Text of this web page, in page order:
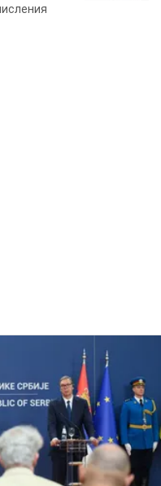
санкции против
партнеров за
президента
Украине"! Как